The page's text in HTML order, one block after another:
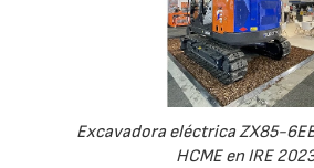
Excavadora eléctrica ZX85-
HCME en IRE